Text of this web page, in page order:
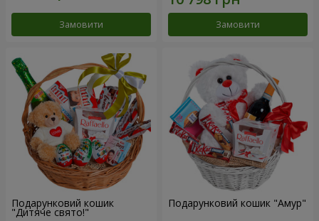
Замовити Замовити
Подарунковий кошик
"Дитяче свято!"
Подарунковий кошик "Амур"